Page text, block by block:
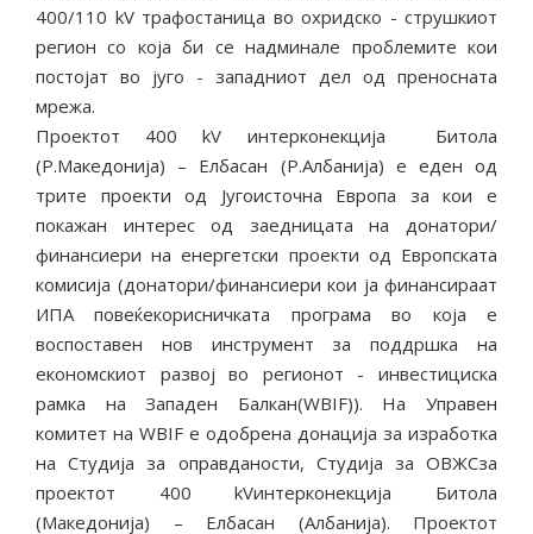
400/110 kV трафостаница во охридско - струшкиот
регион со која би се надминале проблемите кои
постојат во југо - западниот дел од преносната
мрежа.
Проектот 400 kV интерконекција Битола
(Р.Македонија) – Елбасан (Р.Албанија) е еден од
трите проекти од Југоисточна Европа за кои е
покажан интерес од заедницата на донатори/
финансиери на енергетски проекти од Европската
комисија (донатори/финансиери кои ја финансираат
ИПА повеќекорисничката програма во која е
воспоставен нов инструмент за поддршка на
економскиот развој во регионот - инвестициска
рамка на Западен Балкан(WBIF)). На Управен
комитет на WBIF е одобрена донација за изработка
на Студија за оправданости, Студија за ОВЖСза
проектот 400 kVинтерконекција Битола
(Македонија) – Елбасан (Албанија). Проектот